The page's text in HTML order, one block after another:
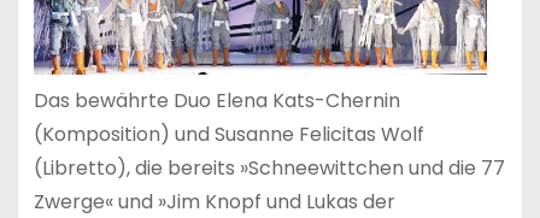
Das bewährte Duo Elena Kats-Chernin
(Komposition) und Susanne Felicitas Wolf
(Libretto), die bereits »Schneewittchen und die 77
Zwerge« und »Jim Knopf und Lukas der